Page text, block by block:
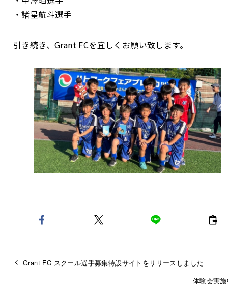
・諸星航斗選手
引き続き、Grant FCを宜しくお願い致します。
Grant FC スクール選手募集特設サイトをリリースしました
体験会実